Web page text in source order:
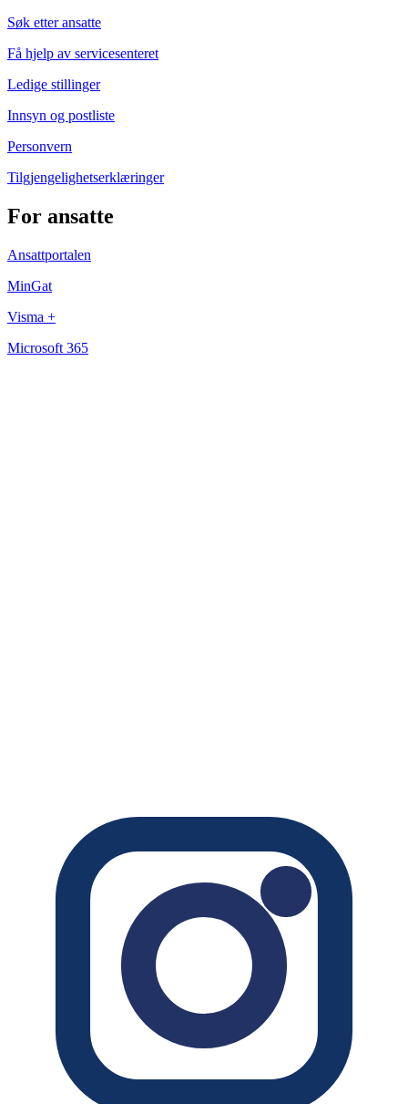
Søk etter ansatte
Få hjelp av servicesenteret
Ledige stillinger
Innsyn og postliste
Personvern
Tilgjengelighetserklæringer
For ansatte
Ansattportalen
MinGat
Visma +
Microsoft 365